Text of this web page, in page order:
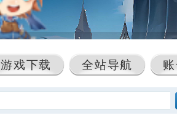
游戏下载 全站导航